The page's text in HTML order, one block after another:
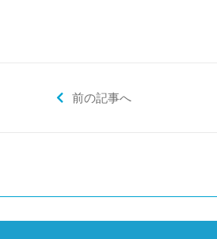
前の記事へ